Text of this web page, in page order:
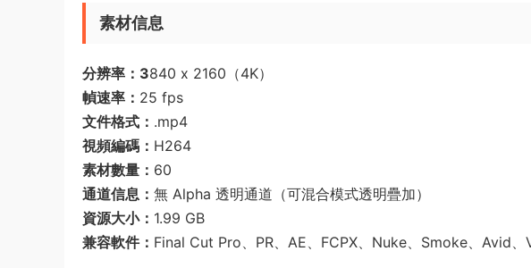
素材信息
分辨率：3840 x 2160（4K）
幀速率： 25 fps
文件格式： .mp4
視頻編碼： H264
素材數量： 60
通道信息： 無 Alpha 透明通道（可混合模式透明疊加）
資源大小： 1.99 GB
兼容軟件： Final Cut Pro、PR、AE、FCPX、Nuke、Smoke、Avid、